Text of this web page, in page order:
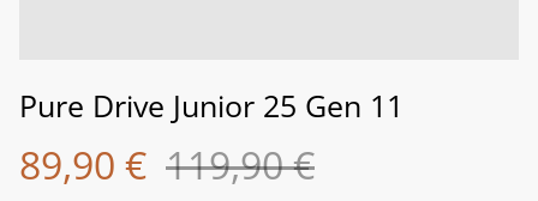
Pure Drive Junior 25 Gen 11
89,90 € 119,90 €